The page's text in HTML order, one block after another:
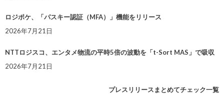
ロジポケ、「パスキー認証（MFA）」機能をリリース
2026年7月21日
NTTロジスコ、エンタメ物流の平時5倍の波動を「t-Sort MAS」で吸収
2026年7月21日
プレスリリースまとめてチェック一覧